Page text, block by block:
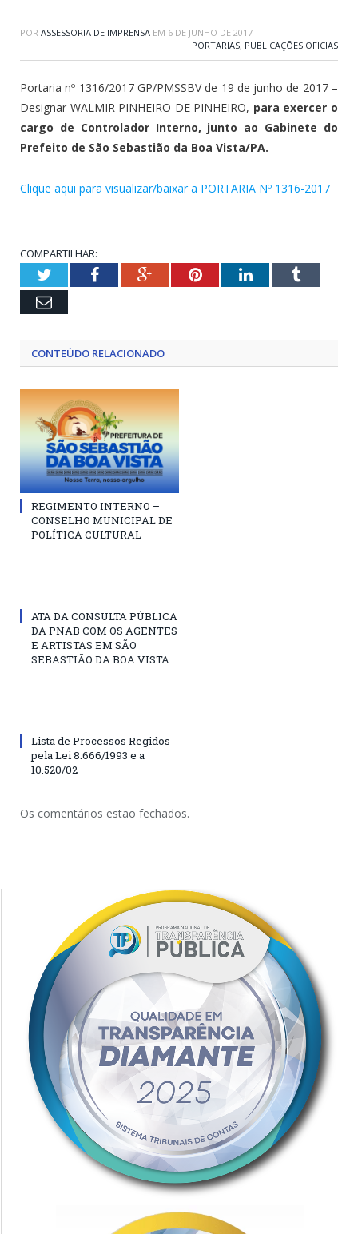
POR ASSESSORIA DE IMPRENSA EM 6 DE JUNHO DE 2017
PORTARIAS, PUBLICAÇÕES OFICIAS
Portaria nº 1316/2017 GP/PMSSBV de 19 de junho de 2017 –
Designar WALMIR PINHEIRO DE PINHEIRO, para exercer o
cargo de Controlador Interno, junto ao Gabinete do
Prefeito de São Sebastião da Boa Vista/PA.
Clique aqui para visualizar/baixar a PORTARIA Nº 1316-2017
COMPARTILHAR:
TwitterFacebookGoogle+PinterestLinkedInTumblr
Email
CONTEÚDO RELACIONADO
REGIMENTO INTERNO –
CONSELHO MUNICIPAL DE
POLÍTICA CULTURAL
ATA DA CONSULTA PÚBLICA
DA PNAB COM OS AGENTES
E ARTISTAS EM SÃO
SEBASTIÃO DA BOA VISTA
Lista de Processos Regidos
pela Lei 8.666/1993 e a
10.520/02
Os comentários estão fechados.